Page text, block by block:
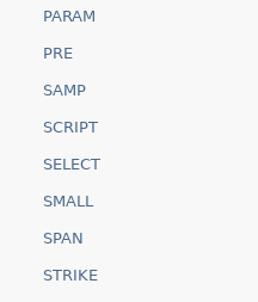
PARAM
PRE
SAMP
SCRIPT
SELECT
SMALL
SPAN
STRIKE